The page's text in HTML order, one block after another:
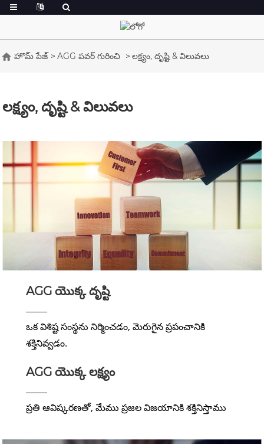
హొమ్ పేజ్ AGG పవర్ గురించి లక్ష్యం, దృష్టి & విలువలు
లక్ష్యం, దృష్టి & విలువలు
AGG యొక్క దృష్టి
ఒక విశిష్ట సంస్థను నిర్మించడం, మెరుగైన ప్రపంచానికి
శక్తినివ్వడం.
AGG యొక్క లక్ష్యం
ప్రతి ఆవిష్కరణతో, మేము ప్రజల విజయానికి శక్తినిస్తాము